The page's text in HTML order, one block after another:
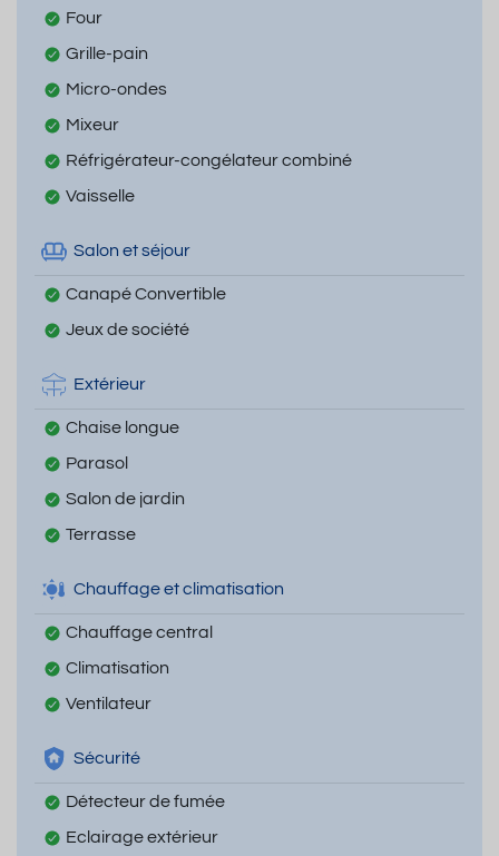
Four
Grille-pain
Micro-ondes
Mixeur
Réfrigérateur-congélateur combiné
Vaisselle
Salon et séjour
Canapé Convertible
Jeux de société
Extérieur
Chaise longue
Parasol
Salon de jardin
Terrasse
Chauffage et climatisation
Chauffage central
Climatisation
Ventilateur
Sécurité
Détecteur de fumée
Eclairage extérieur